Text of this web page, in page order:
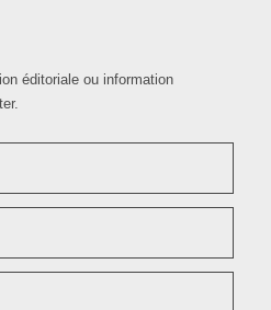
éditoriale ou information